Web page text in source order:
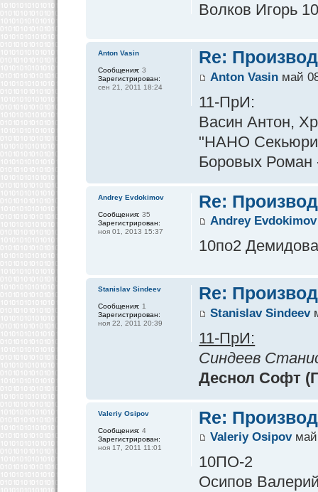
Волков Игорь
Re:
Anton Vasin май
11-ПрИ:
Васин Антон,
"НАНО
Боровых Роман
Anton Vasin
Сообщения: 3
Зарегистрирован:
сен 21, 2011 18:24
Re:
Andrey Evdokimov
10по2
Andrey Evdokimov
Сообщения: 35
Зарегистрирован:
ноя 01, 2013 15:37
Re:
Stanislav Sindeev
11-ПрИ:
Синдеев
Деснол Софт
Stanislav Sindeev
Сообщения: 1
Зарегистрирован:
ноя 22, 2011 20:39
Re:
Valeriy Osipovмай
10ПО-2
Осипов
Valeriy Osipov
Сообщения: 4
Зарегистрирован:
ноя 17, 2011 11:01